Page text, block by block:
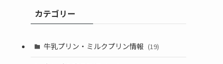
カテゴリー
牛乳プリン・ミルクプリン情報 (19)